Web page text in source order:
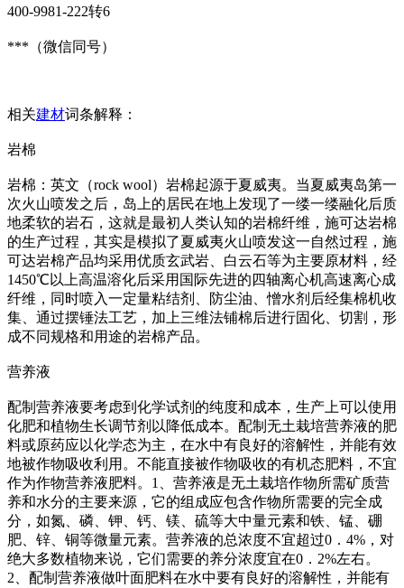
400-9981-222转6
***（微信同号）
相关建材词条解释：
岩棉
岩棉：英文（rock wool）岩棉起源于夏威夷。当夏威夷岛第一
次火山喷发之后，岛上的居民在地上发现了一缕一缕融化后质
地柔软的岩石，这就是最初人类认知的岩棉纤维，施可达岩棉
的生产过程，其实是模拟了夏威夷火山喷发这一自然过程，施
可达岩棉产品均采用优质玄武岩、白云石等为主要原材料，经
1450℃以上高温溶化后采用国际先进的四轴离心机高速离心成
纤维，同时喷入一定量粘结剂、防尘油、憎水剂后经集棉机收
集、通过摆锤法工艺，加上三维法铺棉后进行固化、切割，形
成不同规格和用途的岩棉产品。
营养液
配制营养液要考虑到化学试剂的纯度和成本，生产上可以使用
化肥和植物生长调节剂以降低成本。配制无土栽培营养液的肥
料或原药应以化学态为主，在水中有良好的溶解性，并能有效
地被作物吸收利用。不能直接被作物吸收的有机态肥料，不宜
作为作物营养液肥料。1、营养液是无土栽培作物所需矿质营
养和水分的主要来源，它的组成应包含作物所需要的完全成
分，如氮、磷、钾、钙、镁、硫等大中量元素和铁、锰、硼
肥、锌、铜等微量元素。营养液的总浓度不宜超过0．4%，对
绝大多数植物来说，它们需要的养分浓度宜在0．2%左右。
2、配制营养液做叶面肥料在水中要有良好的溶解性，并能有